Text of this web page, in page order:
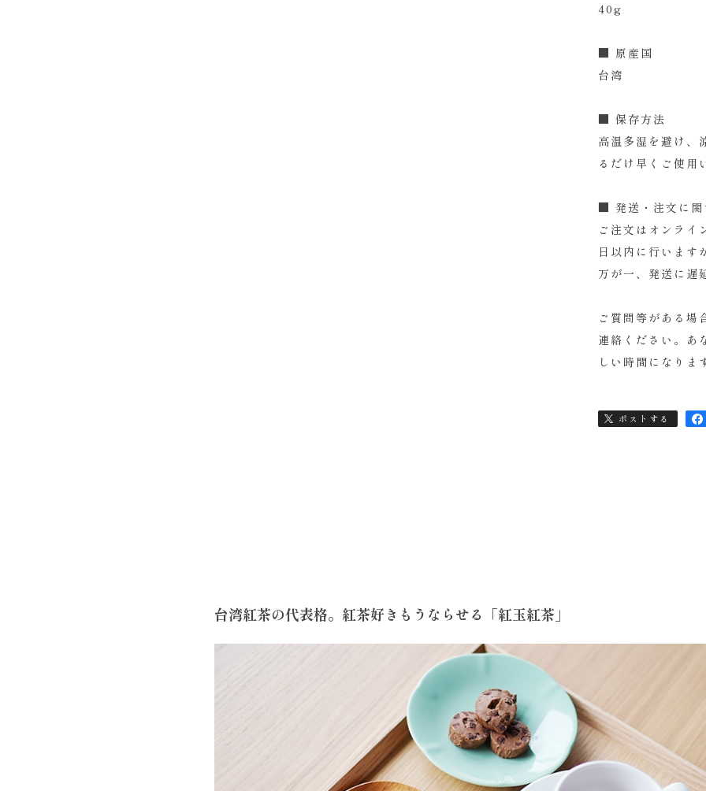
40g
■ 原産国
台湾
■ 保存方法
高温多湿を避け、
るだけ早くご使用
■ 発送・注文に関
ご注文はオンライ
日以内に行います
万が一、発送に遅
ご質問等がある場
連絡ください。あ
しい時間になりま
ポストする
台湾紅茶の代表格。紅茶好きもうならせる「紅玉紅茶」